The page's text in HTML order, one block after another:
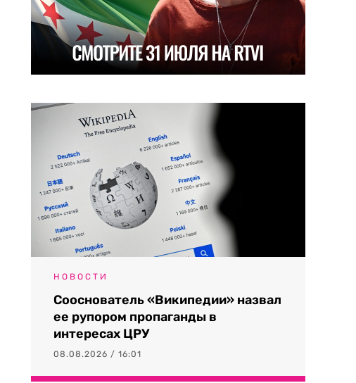
НОВОСТИ
Сооснователь «Википедии» назвал
ее рупором пропаганды в
интересах ЦРУ
08.08.2026 / 16:01